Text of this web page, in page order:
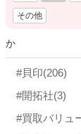
その他
か
#貝印(206)
#開拓社(3)
#買取バリュ